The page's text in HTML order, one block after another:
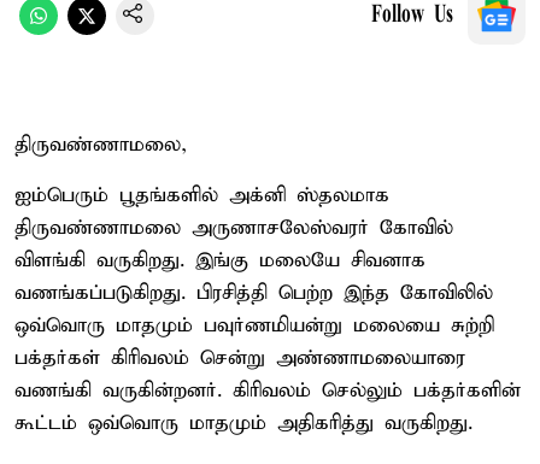
Follow Us
திருவண்ணாமலை,
ஐம்பெரும் பூதங்களில் அக்னி ஸ்தலமாக
திருவண்ணாமலை அருணாசலேஸ்வரர் கோவில்
விளங்கி வருகிறது. இங்கு மலையே சிவனாக
வணங்கப்படுகிறது. பிரசித்தி பெற்ற இந்த கோவிலில்
ஒவ்வொரு மாதமும் பவுர்ணமியன்று மலையை சுற்றி
பக்தர்கள் கிரிவலம் சென்று அண்ணாமலையாரை
வணங்கி வருகின்றனர். கிரிவலம் செல்லும் பக்தர்களின்
கூட்டம் ஒவ்வொரு மாதமும் அதிகரித்து வருகிறது.